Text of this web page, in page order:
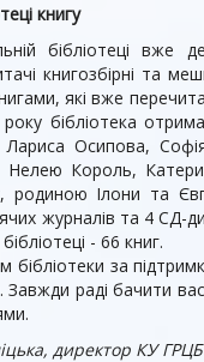
книгу
бібліотеці вже
книгозбірні та
які вже
бібліотека
Лариса Осипова,
Король,
родиною Ілони та
журналів та 4 СД-
- 66 книг.
за
раді бачити
директор КУ